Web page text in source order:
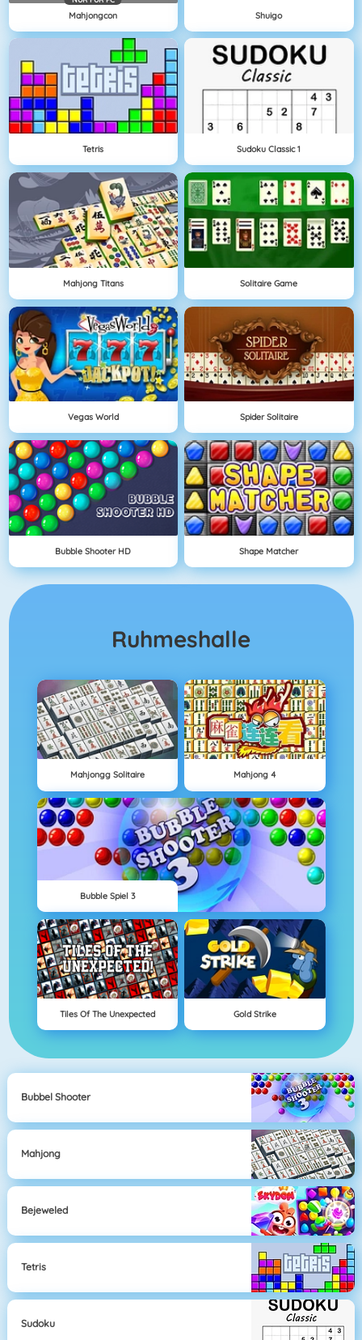
Mahjongcon Shuigo
Tetris Sudoku Classic 1
Mahjong Titans Solitaire Game
Vegas World Spider Solitaire
Bubble Shooter HD Shape Matcher
Ruhmeshalle
Mahjongg Solitaire Mahjong 4
Bubble Spiel 3
Tiles Of The Unexpected Gold Strike
Bubbel Shooter
Mahjong
Bejeweled
Tetris
Sudoku